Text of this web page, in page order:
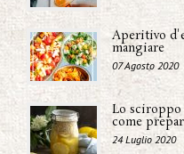
Aperitivo
mangiare
07 Agosto 2020
Lo
come
24 Luglio 2020